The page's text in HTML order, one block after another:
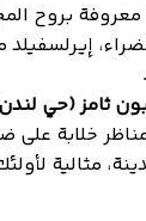
معروفة بروح
إيرلسفيلد
ثامز (حي
خلابة على
مثالية